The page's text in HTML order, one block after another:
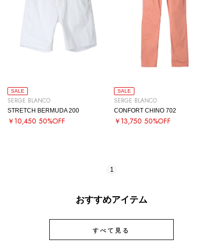
SALE
SERGE BLANCO
STRETCH BERMUDA 200
￥10,450 50%OFF
SALE
SERGE BLANCO
CONFORT CHINO 702
￥13,750 50%OFF
1
おすすめアイテム
すべて見る